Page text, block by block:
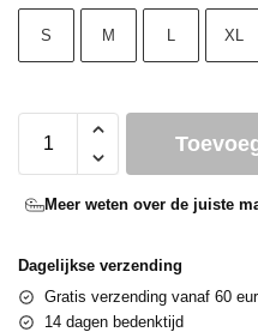
S M L XL
Meer weten over de juiste
Dagelijkse verzending
Gratis verzending vanaf 60
14 dagen bedenktijd